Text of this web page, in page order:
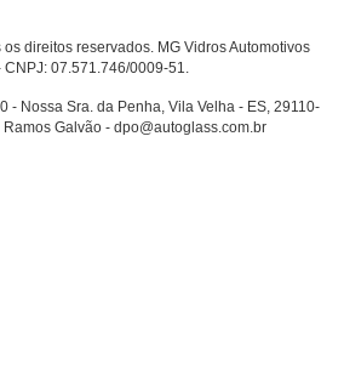
direitos reservados. MG Vidros Automotivos
CNPJ: 07.571.746/0009-51.
- Nossa Sra. da Penha, Vila Velha - ES, 29110-
Galvão - dpo@autoglass.com.br